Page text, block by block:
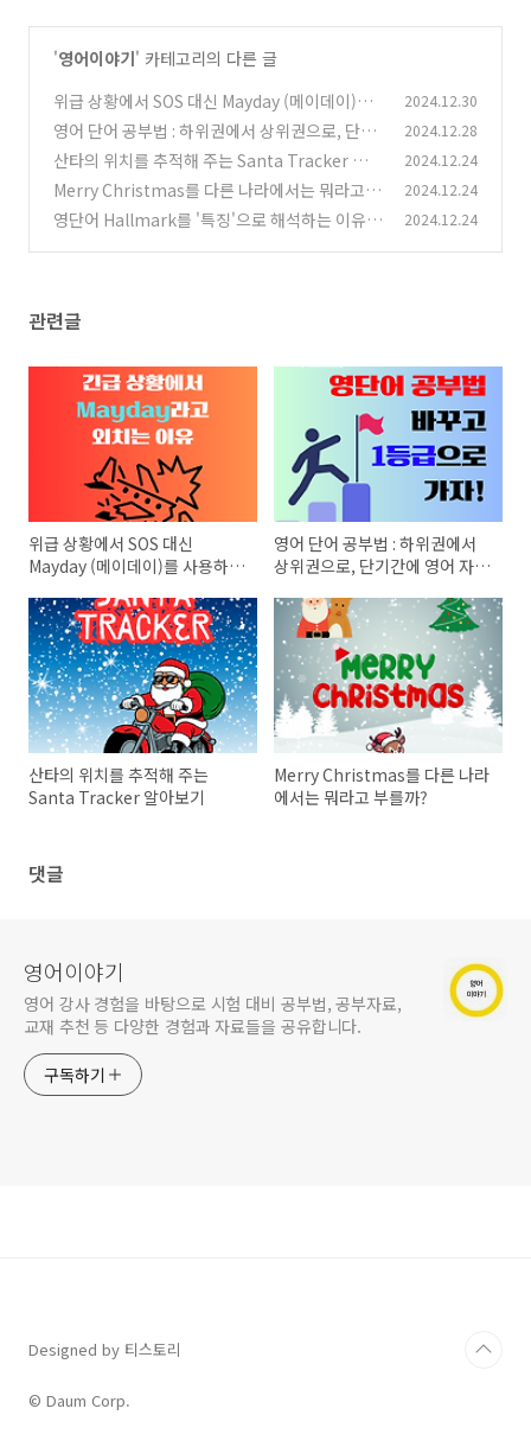
'영어이야기' 카테고리의 다른 글
위급 상황에서 SOS 대신 Mayday (메이데이)를
사용하는 이유 (2)
2024.12.30
영어 단어 공부법 : 하위권에서 상위권으로, 단기
간에 영어 자신감 얻기
(1)
2024.12.28
산타의 위치를 추적해 주는 Santa Tracker 알아
보기
(4)
2024.12.24
Merry Christmas를 다른 나라에서는 뭐라고
부를까?
(3)
2024.12.24
영단어 Hallmark를 '특징'으로 해석하는 이유 2024.12.24
관련글
위급 상황에서 SOS 대신
Mayday (메이데이)를 사용하는
영어 단어 공부법 : 하위권에서
상위권으로, 단기간에 영어 자신
산타의 위치를 추적해 주는
Santa Tracker 알아보기
Merry Christmas를 다른 나라
에서는 뭐라고 부를까?
댓글
영어이야기
영어 강사 경험을 바탕으로 시험 대비 공부법, 공부자료,
교재 추천 등 다양한 경험과 자료들을 공유합니다.
구독하기
Designed by 티스토리
© Daum Corp.